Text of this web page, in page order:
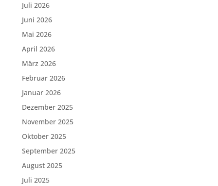
Juli 2026
Juni 2026
Mai 2026
April 2026
März 2026
Februar 2026
Januar 2026
Dezember 2025
November 2025
Oktober 2025
September 2025
August 2025
Juli 2025